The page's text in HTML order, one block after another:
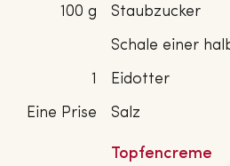
100 g
Staubzucker
Schale einer
1
Eidotter
Eine Prise
Salz
Topfencreme